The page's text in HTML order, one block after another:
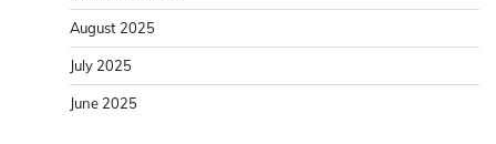
August 2025
July 2025
June 2025